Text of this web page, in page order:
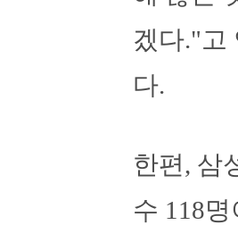
겠다."고
다.
한편, 삼
수 118